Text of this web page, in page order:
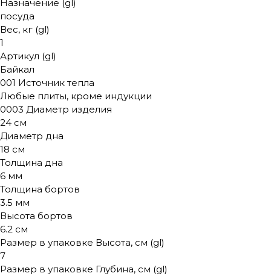
Назначение (gl)
посуда
Вес, кг (gl)
1
Артикул (gl)
Байкал
001 Источник тепла
Любые плиты, кроме индукции
0003 Диаметр изделия
24 см
Диаметр дна
18 см
Толщина дна
6 мм
Толщина бортов
3.5 мм
Высота бортов
6.2 см
Размер в упаковке Высота, см (gl)
7
Размер в упаковке Глубина, см (gl)